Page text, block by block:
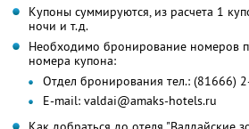
Купоны суммируются, из расчета 1
ночи и т.д.
Необходимо бронирование номеров
номера купона:
Отдел бронирования тел.: (81666)
E-mail: valdai@amaks-hotels.ru